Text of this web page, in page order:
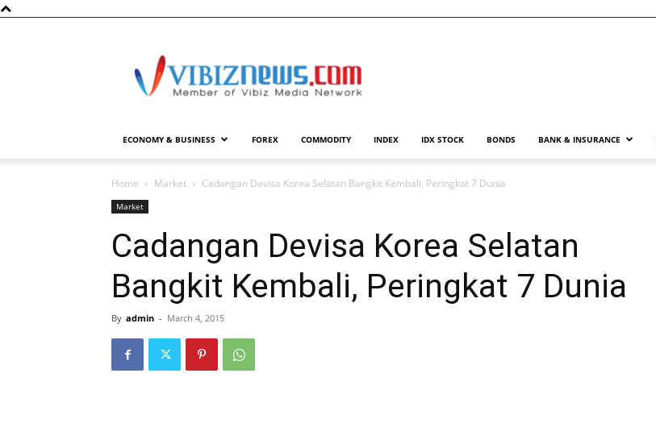
ECONOMY & BUSINESS FOREX COMMODITY INDEX IDX STOCK BONDS BANK & INSURANCE
Home Market Cadangan Devisa Korea Selatan Bangkit Kembali, Peringkat 7 Dunia
Market
Cadangan Devisa Korea Selatan
Bangkit Kembali, Peringkat 7 Dunia
By admin - March 4, 2015